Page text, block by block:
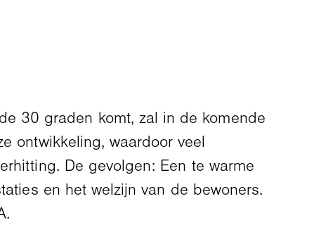
30 graden komt, zal in de komende
ontwikkeling, waardoor veel
De gevolgen: Een te warme
en het welzijn van de bewoners.